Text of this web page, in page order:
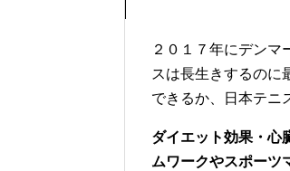
２０１７年にデンマ
スは長生きするのに
できるか、日本テニ
ダイエット効果・心
ムワークやスポーツ